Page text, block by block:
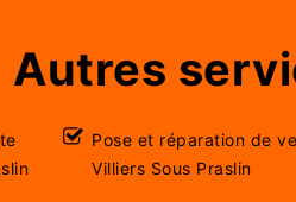
Autres
Pose et réparation de
Villiers Sous Praslin